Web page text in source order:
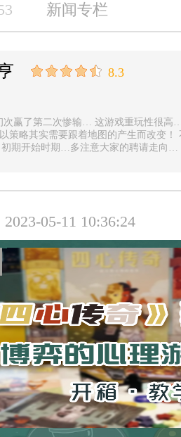
新闻专栏
8.3
着地图的产生而改变！ 不能一直使用一样的科技书！ 然后记得m
初期开始时期…多注意大家的聘请走向
2023-05-11 10:36:24